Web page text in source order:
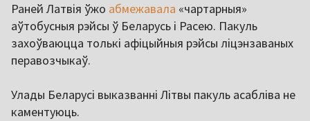
Раней Латвія ўжо абмежавала «чартарныя»
аўтобусныя рэйсы ў Беларусь і Расею. Пакуль
захоўваюцца толькі афіцыйныя рэйсы ліцэнзаваных
перавозчыкаў.
Улады Беларусі выказванні Літвы пакуль асабліва не
каментуюць.